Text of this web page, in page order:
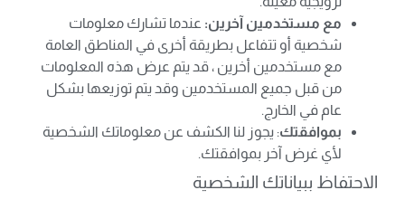
مع مستخدمين آخرين: عندما تشارك معلومات
شخصية أو تتفاعل بطريقة أخرى في المناطق العامة
مع مستخدمين أخرين ، قد يتم عرض هذه المعلومات
من قبل جميع المستخدمين وقد يتم توزيعها بشكل
عام في الخارج.
بموافقتك: يجوز لنا الكشف عن معلوماتك الشخصية
لأي غرض آخر بموافقتك.
الاحتفاظ ببياناتك الشخصية